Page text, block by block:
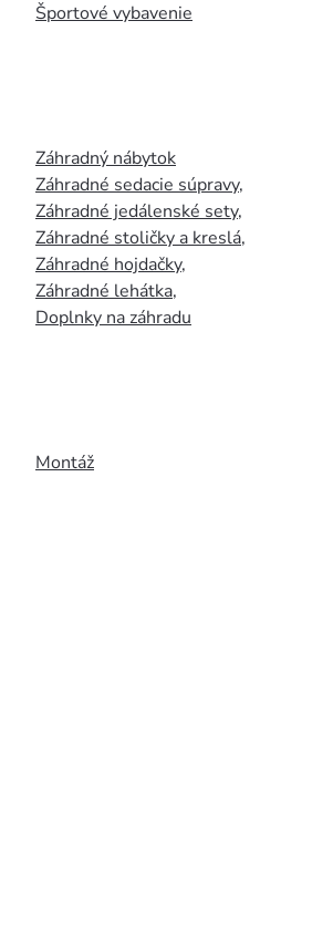
Športové vybavenie
Záhradný nábytok
Záhradné sedacie súpravy,
Záhradné jedálenské sety,
Záhradné stoličky a kreslá,
Záhradné hojdačky,
Záhradné lehátka,
Doplnky na záhradu
Montáž